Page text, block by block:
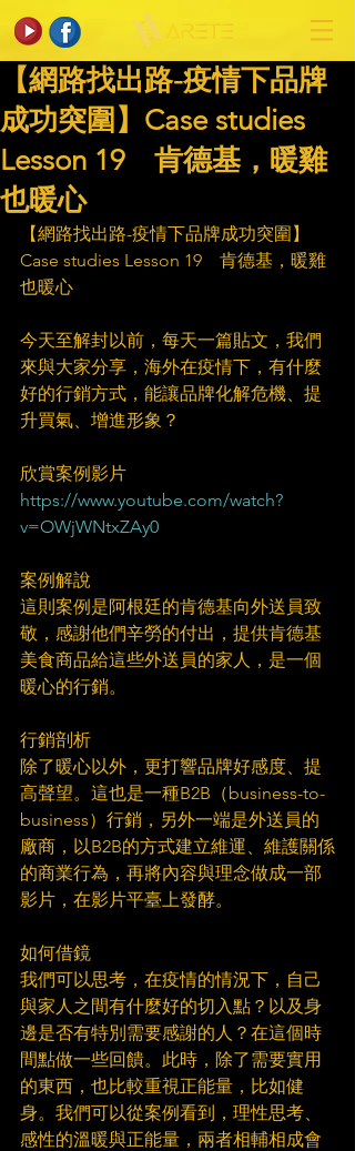
【網路找出路-疫情下品牌
成功突圍】Case studies
Lesson 19 肯德基，暖雞
也暖心​
【網路找出路-疫情下品牌成功突圍】
Case studies Lesson 19　肯德基，暖雞
也暖心​
今天至解封以前，每天一篇貼文，我們
來與大家分享，海外在疫情下，有什麼
好的行銷方式，能讓品牌化解危機、提
升買氣、增進形象？​
欣賞案例影片​
https://www.youtube.com/watch?
v=OWjWNtxZAy0​
案例解說​
這則案例是阿根廷的肯德基向外送員致
敬，感謝他們辛勞的付出，提供肯德基
美食商品給這些外送員的家人，是一個
暖心的行銷。​
行銷剖析​
除了暖心以外，更打響品牌好感度、提
高聲望。這也是一種B2B（business-to-
business）行銷，另外一端是外送員的
廠商，以B2B的方式建立維運、維護關係
的商業行為，再將內容與理念做成一部
影片，在影片平臺上發酵。​
如何借鏡​
我們可以思考，在疫情的情況下，自己
與家人之間有什麼好的切入點？以及身
邊是否有特別需要感謝的人？在這個時
間點做一些回饋。此時，除了需要實用
的東西，也比較重視正能量，比如健
身。我們可以從案例看到，理性思考、
感性的溫暖與正能量，兩者相輔相成會